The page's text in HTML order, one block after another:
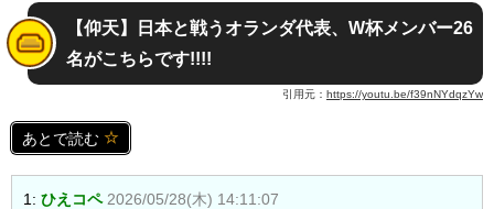
【仰天】日本と戦うオランダ代表、W杯メンバー26
名がこちらです!!!!
引用元： https://youtu.be/f39nNYdqzYw
あとで読む
1: ひえコペ 2026/05/28(木) 14:11:07